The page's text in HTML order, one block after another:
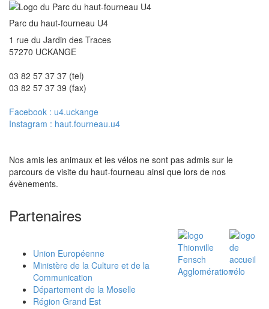
Parc du haut-fourneau U4
1 rue du Jardin des Traces
57270 UCKANGE
03 82 57 37 37 (tel)
03 82 57 37 39 (fax)
Facebook : u4.uckange
Instagram : haut.fourneau.u4
Nos amis les animaux et les vélos ne sont pas admis sur le
parcours de visite du haut-fourneau ainsi que lors de nos
évènements.
Partenaires
Union Européenne
Ministère de la Culture et de la
Communication
Département de la Moselle
Région Grand Est